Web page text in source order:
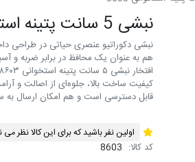
نبشی 5 سانت پتينه استخوانی 8603
نبشی دکوراتیو عنصری حیاتی در طراحی
هم به عنوان یک محافظ در برابر ضربه و
کیفیت ساخت بالا، جلوه‌ای از اصالت و
قابل دسترسی است و هم امکان ارسال به
اولین نفر باشید که برای این کالا نظر
کد کالا: 8603